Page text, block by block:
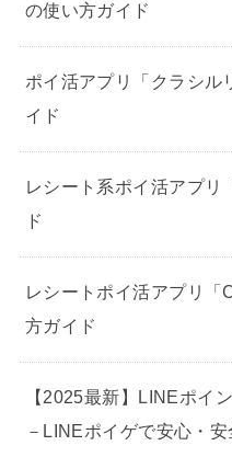
の使い方ガイド
ポイ活アプリ「クラシル
イド
レシート系ポイ活アプリ
ド
レシートポイ活アプリ「
方ガイド
【2025最新】LINEポイ
－LINEポイゲで安心・